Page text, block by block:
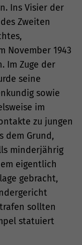
Ins Visier der
Zweiten
November 1943
Im Zuge der
seine
sowie
im
zu jungen
dem Grund,
minderjährig
eigentlich
gebracht,
sollten
statuiert